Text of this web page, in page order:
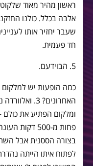
ראשון מהיר מאוד
אלבה בכלל. כולנו
שעבר יחזיר אותו
חד פעמית.
5. הבוידעם.
האחרונים? 3.
ומלקום הפתיע את
פחות מ-500
בצורה הססנית אבל
לפתוח איתו הייתה